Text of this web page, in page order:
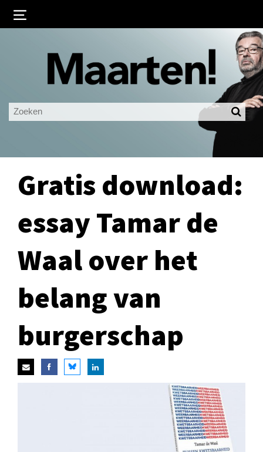
Ingelogd blijven
LOGIN
Gratis download:
essay Tamar de
Waal over het
belang van
burgerschap